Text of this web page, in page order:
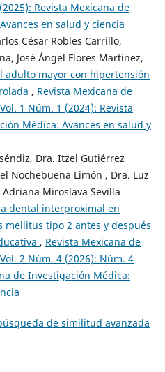
Revista Mexicana de
en salud y ciencia
César Robles Carrillo,
José Ángel Flores Martínez,
adulto mayor con hipertensión
, Revista Mexicana de
1 Núm. 1 (2024): Revista
Médica: Avances en salud y
Dra. Itzel Gutiérrez
Nochebuena Limón , Dra. Luz
Miroslava Sevilla
dental interproximal en
mellitus tipo 2 antes y después
, Revista Mexicana de
2 Núm. 4 (2026): Núm. 4
de Investigación Médica:
de similitud avanzada